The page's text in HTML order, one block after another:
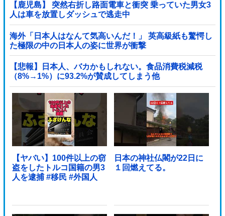
【鹿児島】 突然右折し路面電車と衝突 乗っていた男女3
人は車を放置しダッシュで逃走中
海外「日本人はなんて気高いんだ！」 英高級紙も驚愕し
た極限の中の日本人の姿に世界が衝撃
【悲報】日本人、バカかもしれない。食品消費税減税
（8%→1%）に93.2%が賛成してしまう他
【ヤバい】100件以上の窃
盗をしたトルコ国籍の男3
人を逮捕 #移民 #外国人
日本の神社仏閣が22日に
１回燃えてる。